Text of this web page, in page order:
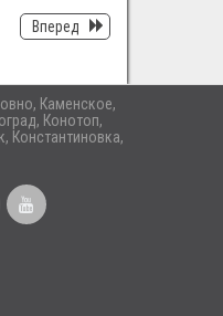
Вперед
Каменское,
Конотоп,
Константиновка,